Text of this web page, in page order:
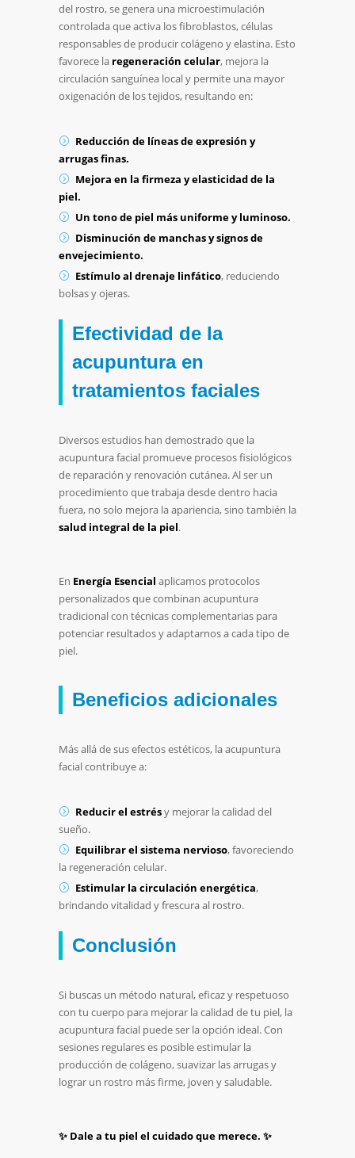
del rostro, se genera una microestimulación
controlada que activa los fibroblastos, células
responsables de producir colágeno y elastina. Esto
favorece la regeneración celular, mejora la
circulación sanguínea local y permite una mayor
oxigenación de los tejidos, resultando en:
Reducción de líneas de expresión y
arrugas finas.
Mejora en la firmeza y elasticidad de la
piel.
Un tono de piel más uniforme y luminoso.
Disminución de manchas y signos de
envejecimiento.
Estímulo al drenaje linfático, reduciendo
bolsas y ojeras.
Efectividad de la
acupuntura en
tratamientos faciales
Diversos estudios han demostrado que la
acupuntura facial promueve procesos fisiológicos
de reparación y renovación cutánea. Al ser un
procedimiento que trabaja desde dentro hacia
fuera, no solo mejora la apariencia, sino también la
salud integral de la piel.
En Energía Esencial aplicamos protocolos
personalizados que combinan acupuntura
tradicional con técnicas complementarias para
potenciar resultados y adaptarnos a cada tipo de
piel.
Beneficios adicionales
Más allá de sus efectos estéticos, la acupuntura
facial contribuye a:
Reducir el estrésy mejorar la calidad del
sueño.
Equilibrar el sistema nervioso, favoreciendo
la regeneración celular.
Estimular la circulación energética,
brindando vitalidad y frescura al rostro.
Conclusión
Si buscas un método natural, eficaz y respetuoso
con tu cuerpo para mejorar la calidad de tu piel, la
acupuntura facial puede ser la opción ideal. Con
sesiones regulares es posible estimular la
producción de colágeno, suavizar las arrugas y
lograr un rostro más firme, joven y saludable.
✨ Dale a tu piel el cuidado que merece. ✨